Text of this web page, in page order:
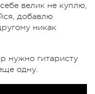
велик не куплю,
добавлю
никак
нужно гитаристу
одну.